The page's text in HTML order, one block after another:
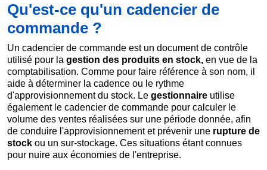
Qu'est-ce qu'un cadencier de
commande ?
Un cadencier de commande est un document de contrôle
utilisé pour la gestion des produits en stock, en vue de la
comptabilisation. Comme pour faire référence à son nom, il
aide à déterminer la cadence ou le rythme
d'approvisionnement du stock. Le gestionnaire utilise
également le cadencier de commande pour calculer le
volume des ventes réalisées sur une période donnée, afin
de conduire l'approvisionnement et prévenir une rupture de
stock ou un sur-stockage. Ces situations étant connues
pour nuire aux économies de l'entreprise.